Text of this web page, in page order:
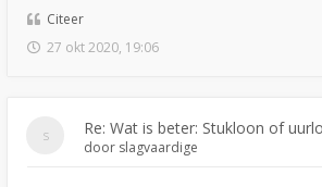
Citeer
27 okt 2020, 19:06
Re: Wat is beter: Stukloon of
door slagvaardige